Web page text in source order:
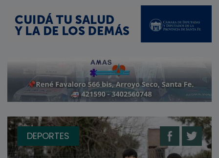
DEPORTES